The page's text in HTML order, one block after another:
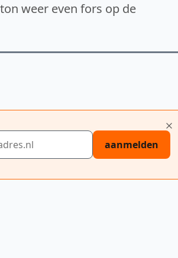
weer even fors op de
aanmelden